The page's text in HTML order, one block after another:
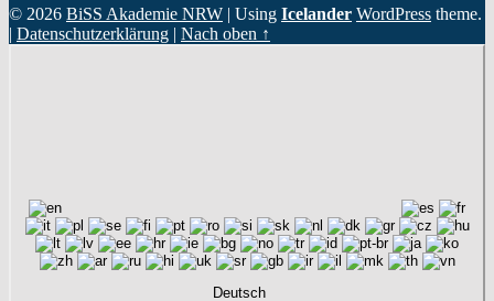
© 2026 BiSS Akademie NRW | Using Icelander WordPress theme.
| Datenschutzerklärung | Nach oben ↑
Deutsch